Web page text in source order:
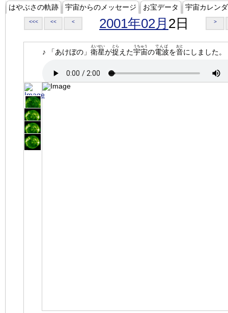
はやぶさの軌跡 宇宙からのメッセージ お宝データ 宇宙カレン
<<< << < 2001年02月 2日 >
♪ 「あけぼの」 衛星
えいせい
が捉
とら
えた宇宙
うちゅう
の電波
でんぱ
を音
おと
にしました。